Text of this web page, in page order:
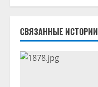
т
ь
ч
СВЯЗАННЫЕ ИСТОРИИ